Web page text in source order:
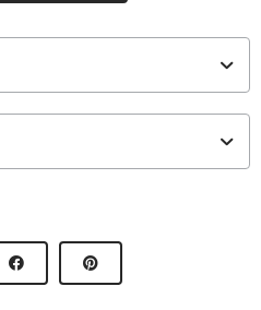
pelo Time de Autores